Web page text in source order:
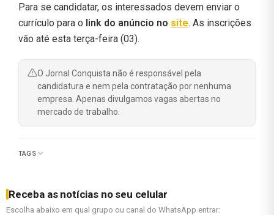
Para se candidatar, os interessados devem enviar o
currículo para o link do anúncio no site. As inscrições
vão até esta terça-feira (03).
O Jornal Conquista não é responsável pela
candidatura e nem pela contratação por nenhuma
empresa. Apenas divulgamos vagas abertas no
mercado de trabalho.
TAGS
Receba as notícias no seu celular
Escolha abaixo em qual grupo ou canal do WhatsApp entrar: